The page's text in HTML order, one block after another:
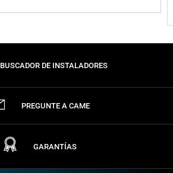
BUSCADOR DE INSTALADORES
PREGUNTE A CAME
GARANTÍAS